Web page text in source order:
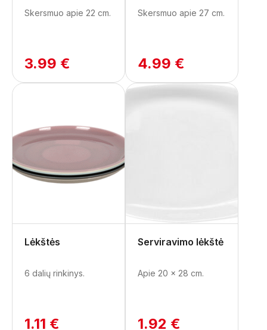
Skersmuo apie 22 cm.
3.99 €
Skersmuo apie 27 cm.
4.99 €
Lėkštės
6 dalių rinkinys.
1.11 €
Serviravimo lėkštė
Apie 20 x 28 cm.
1.92 €